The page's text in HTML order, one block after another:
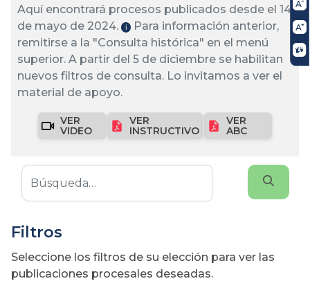
Aquí encontrará procesos publicados desde el 14
de mayo de 2024.
ℹ️
Para información anterior,
remitirse a la "Consulta histórica" en el menú
superior. A partir del 5 de diciembre se habilitan
nuevos filtros de consulta. Lo invitamos a ver el
material de apoyo.
VER
VIDEO
VER
INSTRUCTIVO
VER
ABC
Filtros
Seleccione los filtros de su elección para ver las
publicaciones procesales deseadas.